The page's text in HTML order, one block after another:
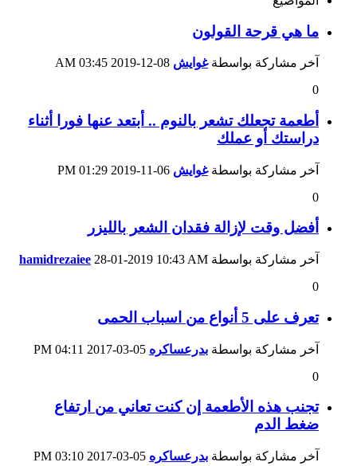
ما هي قرحة القولون
آخر مشاركة بواسطةغوايش
03:45 AM
0
أطعمة تجعلك تشعر بالنوم .. أبتعد عنها فورا أثناء
دراستك أو عملك
آخر مشاركة بواسطةغوايش
01:29 PM
0
أفضل وقت لإزالة فقدان الشعر بالليزر
آخر مشاركة بواسطة hamidrezaiee 28-01-2019 10:43 AM
0
تعرف على 5 أنواع من اسباب الحمى
آخر مشاركة بواسطة بدرعساكره
04:11 PM
0
تجنب هذه الأطعمة إن كنت تعاني من ارتفاع
ضغط الدم
آخر مشاركة بواسطة بدرعساكره
03:10 PM